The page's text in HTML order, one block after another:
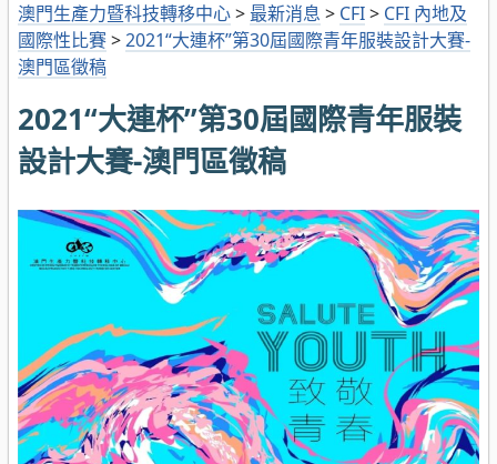
澳門生產力暨科技轉移中心> 最新消息 > CFI> CFI 內地及
國際性比賽>2021“大連杯”第30屆國際青年服裝設計大賽-
澳門區徵稿
2021“大連杯”第30屆國際青年服裝
設計大賽-澳門區徵稿